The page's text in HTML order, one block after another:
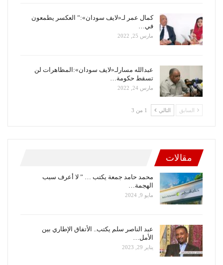
كمال عمر لـ«لايف سودان»:” العكسر يطمعون
في…
مارس 25, 2022
عبدالله مسارلـ«لايف سودان»:المظاهرات لن
تسقط حكومة…
مارس 24, 2022
السابق التالي 1 من 3
مقالات
محمد حامد جمعة يكتب … ” لا أعرف سبب
الهجمة…
مايو 9, 2024
عبد الناصر سلم يكتب.. الأتفاق الإطاري بين
الأمل…
يناير 29, 2023